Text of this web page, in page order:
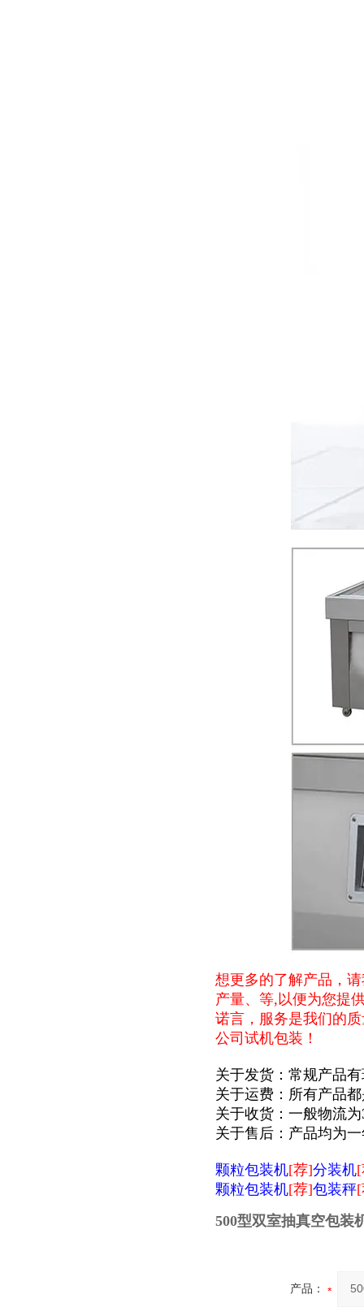
想更多的了解产品，
产量、等,以便为您提
诺言，服务是我们的
公司试机包装！
关于发货：常规产品
关于运费：所有产品
关于收货：一般物流
关于售后：产品均为
颗粒包装机[荐]分装机
颗粒包装机[荐]包装秤
500型双室抽真空包装
产品：